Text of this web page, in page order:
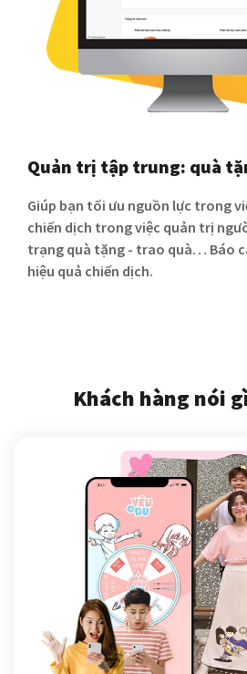
Quản trị tập trung: quà
Giúp bạn tối ưu nguồn lực trong
chiến dịch trong việc quản trị
trạng quà tặng - trao quà… Báo
hiệu quả chiến dịch.
Khách hàng nói